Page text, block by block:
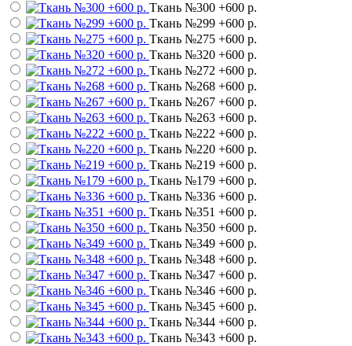
Ткань №300 +600 р.
Ткань №299 +600 р.
Ткань №275 +600 р.
Ткань №320 +600 р.
Ткань №272 +600 р.
Ткань №268 +600 р.
Ткань №267 +600 р.
Ткань №263 +600 р.
Ткань №222 +600 р.
Ткань №220 +600 р.
Ткань №219 +600 р.
Ткань №179 +600 р.
Ткань №336 +600 р.
Ткань №351 +600 р.
Ткань №350 +600 р.
Ткань №349 +600 р.
Ткань №348 +600 р.
Ткань №347 +600 р.
Ткань №346 +600 р.
Ткань №345 +600 р.
Ткань №344 +600 р.
Ткань №343 +600 р.